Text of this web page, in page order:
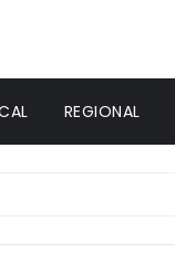
REGIONAL